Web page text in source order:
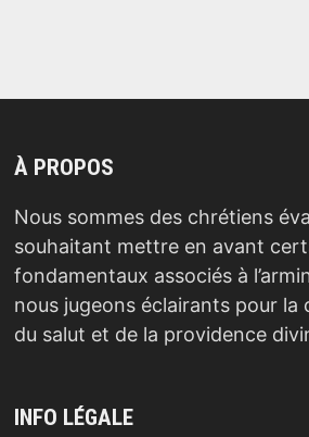
À PROPOS
Nous sommes des chrétiens
souhaitant mettre en avant
fondamentaux associés à
nous jugeons éclairants pour la
du salut et de la providence
INFO LÉGALE